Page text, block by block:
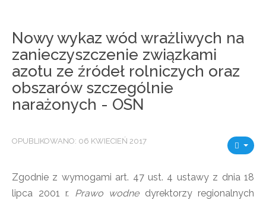
Nowy wykaz wód wrażliwych na
zanieczyszczenie związkami
azotu ze źródeł rolniczych oraz
obszarów szczególnie
narażonych - OSN
OPUBLIKOWANO: 06 KWIECIEŃ 2017
Zgodnie z wymogami art. 47 ust. 4 ustawy z dnia 18
lipca 2001 r. Prawo wodnedyrektorzy regionalnych